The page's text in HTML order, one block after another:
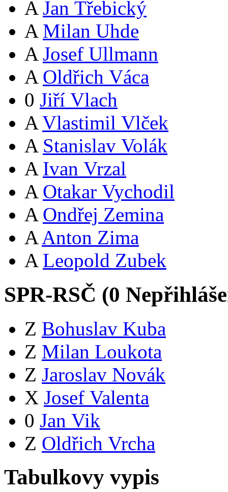
A Jan Třebický
A Milan Uhde
A Josef Ullmann
A Oldřich Váca
0 Jiří Vlach
A Vlastimil Vlček
A Stanislav Volák
A Ivan Vrzal
A Otakar Vychodil
A Ondřej Zemina
A Anton Zima
A Leopold Zubek
SPR-RSČ (0
Z Bohuslav Kuba
Z Milan Loukota
Z Jaroslav Novák
X Josef Valenta
0 Jan Vik
Z Oldřich Vrcha
Tabulkovy vypis